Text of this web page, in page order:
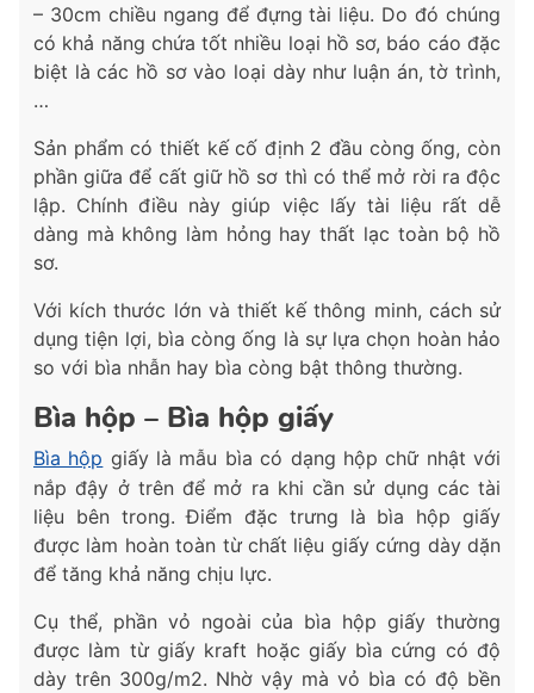
– 30cm chiều ngang để đựng tài liệu. Do đó chúng
có khả năng chứa tốt nhiều loại hồ sơ, báo cáo đặc
biệt là các hồ sơ vào loại dày như luận án, tờ trình,
…
Sản phẩm có thiết kế cố định 2 đầu còng ống, còn
phần giữa để cất giữ hồ sơ thì có thể mở rời ra độc
lập. Chính điều này giúp việc lấy tài liệu rất dễ
dàng mà không làm hỏng hay thất lạc toàn bộ hồ
sơ.
Với kích thước lớn và thiết kế thông minh, cách sử
dụng tiện lợi, bìa còng ống là sự lựa chọn hoàn hảo
so với bìa nhẫn hay bìa còng bật thông thường.
Bìa hộp – Bìa hộp giấy
Bìa hộp giấy là mẫu bìa có dạng hộp chữ nhật với
nắp đậy ở trên để mở ra khi cần sử dụng các tài
liệu bên trong. Điểm đặc trưng là bìa hộp giấy
được làm hoàn toàn từ chất liệu giấy cứng dày dặn
để tăng khả năng chịu lực.
Cụ thể, phần vỏ ngoài của bìa hộp giấy thường
được làm từ giấy kraft hoặc giấy bìa cứng có độ
dày trên 300g/m2. Nhờ vậy mà vỏ bìa có độ bền